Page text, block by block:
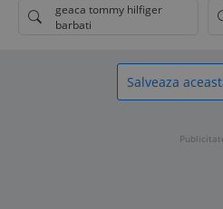
geaca tommy hilfiger
barbati
Salveaza